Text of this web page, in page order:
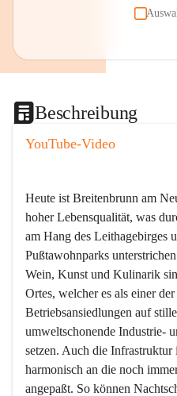
Beschreibung
YouTube-Video
Heute ist Breitenbrunn am
hoher Lebensqualität, was
am Hang des Leithagebirges
Pußtawohnparks
Wein, Kunst und Kulinarik
Ortes, welcher es als einer
Betriebsansiedlungen auf
umweltschonende Industrie-
setzen. Auch die
harmonisch an die noch
angepaßt. So können